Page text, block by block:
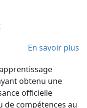
En savoir plus
obtenu une
officielle
de compétences au